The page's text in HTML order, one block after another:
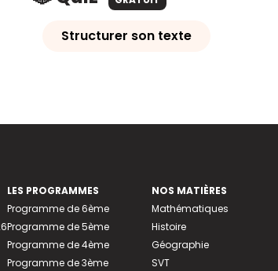
Structurer son texte
LES PROGRAMMES
Programme de 6ème
Programme de 5ème
Programme de 4ème
Programme de 3ème
NOS MATIÈRES
Mathématiques
Histoire
Géographie
SVT